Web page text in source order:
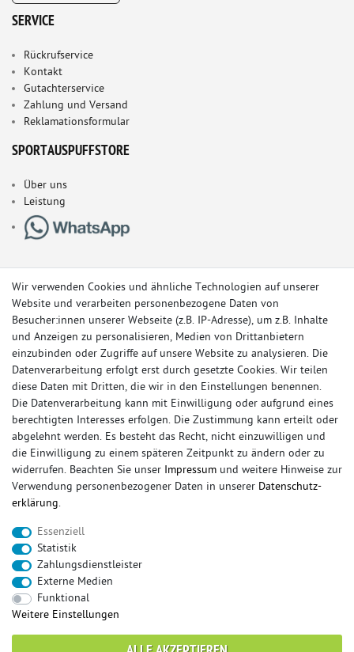
SERVICE
Rückrufservice
Kontakt
Gutachterservice
Zahlung und Versand
Reklamationsformular
SPORTAUSPUFFSTORE
Über uns
Leistung
© Copyright 2026 Sportauspuff-Store.de - Alle Rechte vorbehalten.
Preisangaben inkl. gesetzlicher MwSt. und zzgl. Versandkosten
Das Internetportal für Sportendschalldämpfer, Komplettanlagen,
Rennsportanlagen, Sportendrohre, Universalteile, Fächerkrümmer,
Vorschalldämpfer, Sportkat, Ersatzrohr und Auspuffzubehör.
FOX, REMUS, FSW, FRIEDRICH MOTORSPORT, EISENMANN, ULTER
SPORT, NOVUS
sportauspuff sportkat
endrohr
downpipe
mittelschalldämpfer
fächerkrümmer
ulter vorschalldämpfer
Wir verwenden Cookies und ähnliche Technologien auf unserer
Website und verarbeiten personenbezogene Daten von
Besucher:innen unserer Webseite (z.B. IP-Adresse), um z.B. Inhalte
und Anzeigen zu personalisieren, Medien von Drittanbietern
einzubinden oder Zugriffe auf unsere Website zu analysieren. Die
Datenverarbeitung erfolgt erst durch gesetzte Cookies. Wir teilen
diese Daten mit Dritten, die wir in den Einstellungen benennen.
Die Datenverarbeitung kann mit Einwilligung oder aufgrund eines
berechtigten Interesses erfolgen. Die Zustimmung kann erteilt oder
abgelehnt werden. Es besteht das Recht, nicht einzuwilligen und
die Einwilligung zu einem späteren Zeitpunkt zu ändern oder zu
widerrufen. Beachten Sie unser Impressum und weitere Hinweise zur
Verwendung personenbezogener Daten in unserer Daten­schutz­
erklärung.
Essenziell
Statistik
Zahlungsdienstleister
Externe Medien
Funktional
Weitere Einstellungen